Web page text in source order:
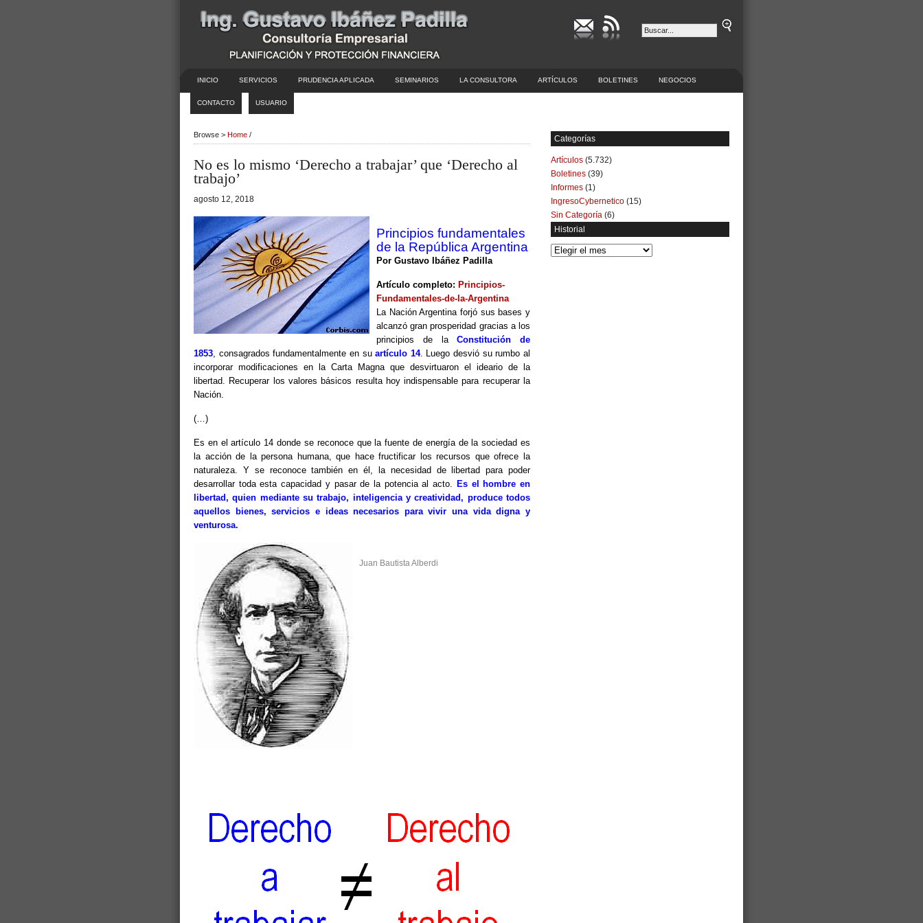
INICIO SERVICIOS PRUDENCIA APLICADA SEMINARIOS LA CONSULTORA ARTÍCULOS BOLETINES NEGOCIOS
CONTACTO USUARIO
Browse > Home /
No es lo mismo ‘Derecho a trabajar’ que ‘Derecho al
trabajo’
agosto 12, 2018
Principios fundamentales
de la República Argentina
Por Gustavo Ibáñez Padilla
Artículo completo: Principios-
Fundamentales-de-la-Argentina
La Nación Argentina forjó sus bases y
alcanzó gran prosperidad gracias a los
principios de laConstitución de
1853, consagrados fundamentalmente en suartículo 14. Luego desvió su rumbo al
incorporar modificaciones en la Carta Magna que desvirtuaron el ideario de la
libertad. Recuperar los valores básicos resulta hoy indispensable para recuperar la
Nación.
(…)
Es en el artículo 14 donde se reconoce que la fuente de energía de la sociedad es
la acción de la persona humana, que hace fructificar los recursos que ofrece la
naturaleza. Y se reconoce también en él, la necesidad de libertad para poder
desarrollar toda esta capacidad y pasar de la potencia al acto. Es el hombre en
libertad, quien mediante su trabajo, inteligencia y creatividad, produce todos
aquellos bienes, servicios e ideas necesarios para vivir una vida digna y
venturosa.
Juan Bautista Alberdi
Categorías
Artículos (5.732)
Boletines (39)
Informes (1)
IngresoCybernetico (15)
Sin Categoría (6)
Historial
Historial